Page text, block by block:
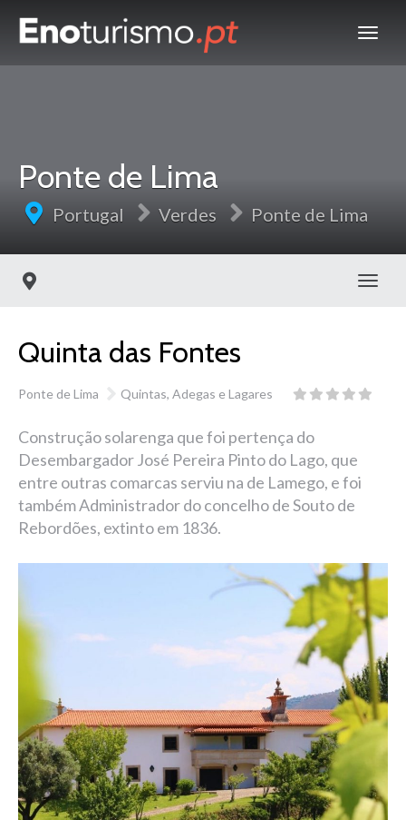
Ponte de Lima
Portugal Verdes Ponte de Lima
Quinta das Fontes
Ponte de Lima Quintas, Adegas e Lagares
Construção solarenga que foi pertença do
Desembargador José Pereira Pinto do Lago, que
entre outras comarcas serviu na de Lamego, e foi
também Administrador do concelho de Souto de
Rebordões, extinto em 1836.